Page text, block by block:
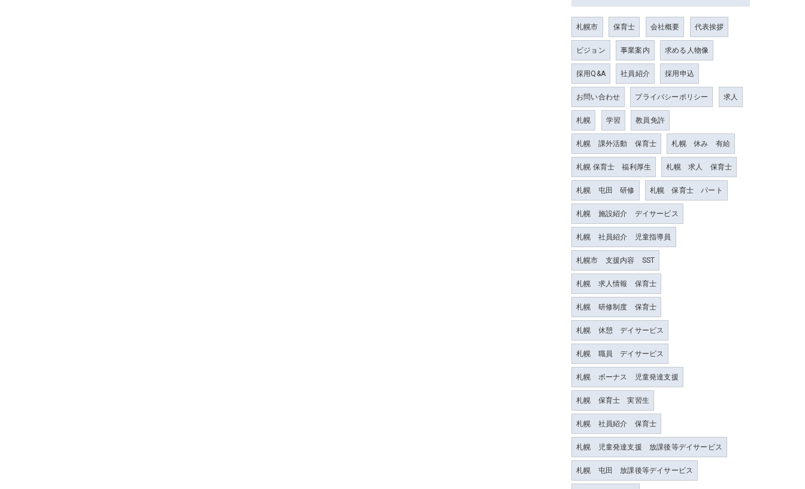
札幌市 保育士 会社概要 代表挨拶
ビジョン 事業案内 求める人物像
採用Q&A 社員紹介 採用申込
お問い合わせ プライバシーポリシー 求人
札幌 学習 教員免許
札幌 課外活動 保育士 札幌 休み 有給
札幌 保育士 福利厚生 札幌 求人 保育士
札幌 屯田 研修 札幌 保育士 パート
札幌 施設紹介 デイサービス
札幌 社員紹介 児童指導員
札幌市 支援内容 SST
札幌 求人情報 保育士
札幌 研修制度 保育士
札幌 休憩 デイサービス
札幌 職員 デイサービス
札幌 ボーナス 児童発達支援
札幌 保育士 実習生
札幌 社員紹介 保育士
札幌 児童発達支援 放課後等デイサービス
札幌 屯田 放課後等デイサービス